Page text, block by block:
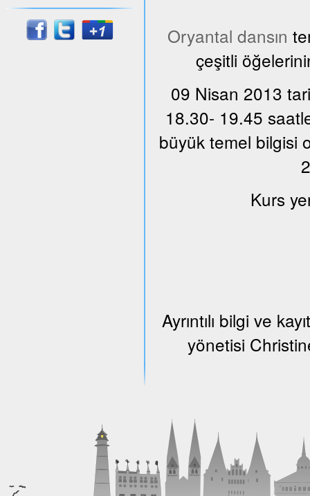
Oryantal dansın
çeşitli
09 Nisan 2013
18.30- 19.45
büyük temel bilgisi
Kurs
Ayrıntılı bilgi ve
yönetisi